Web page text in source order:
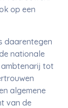
op een
daarentegen
nationale
tot
algemene
van de